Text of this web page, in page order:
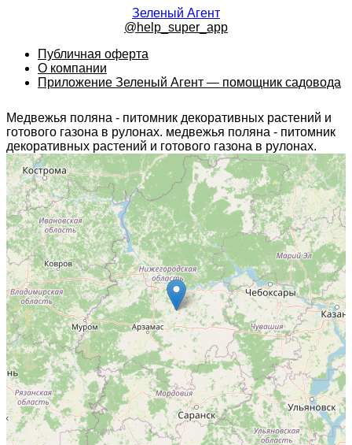
Зеленый Агент
@help_super_app
Публичная оферта
О компании
Приложение Зеленый Агент — помощник садовода
Медвежья поляна - питомник декоративных растений и
готового газона в рулонах. медвежья поляна - питомник
декоративных растений и готового газона в рулонах.